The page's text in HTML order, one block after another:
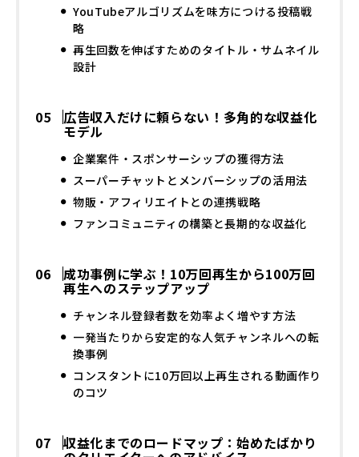
YouTubeアルゴリズムを味方につける投稿戦
略
再生回数を伸ばすためのタイトル・サムネイル
設計
広告収入だけに頼らない！多角的な収益化
モデル
企業案件・スポンサーシップの獲得方法
スーパーチャットとメンバーシップの活用法
物販・アフィリエイトとの連携戦略
ファンコミュニティの構築と長期的な収益化
成功事例に学ぶ！10万回再生から100万回
再生へのステップアップ
チャンネル登録者数を効率よく増やす方法
一発当たりから安定的な人気チャンネルへの転
換事例
コンスタントに10万回以上再生される動画作り
のコツ
収益化までのロードマップ：始めたばかり